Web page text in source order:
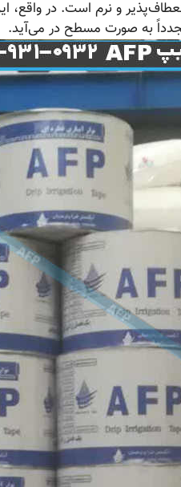
و نرم است. در
به صورت مسطح در می‌آید.